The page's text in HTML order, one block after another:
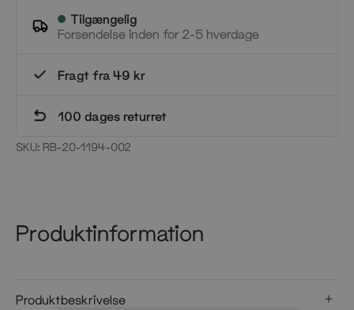
Tilgængelig
Forsendelse inden for 2-5 hverdage
Fragt fra 49 kr
100 dages returret
SKU: RB-20-1194-002
Produktinformation
Produktbeskrivelse